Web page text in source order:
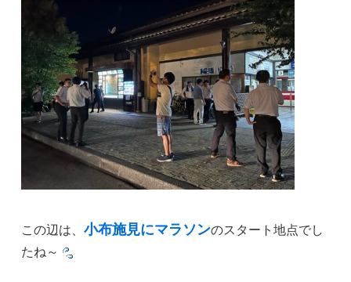
この辺は、小布施見にマラソンのスタート地点でし
たね～